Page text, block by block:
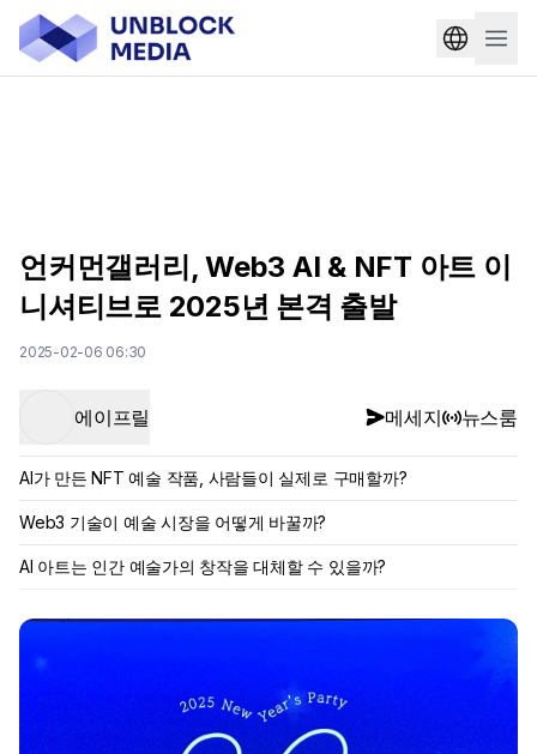
언커먼갤러리, Web3 AI & NFT 아트 이
니셔티브로 2025년 본격 출발
2025-02-06 06:30
에이프릴 메세지 뉴스룸
AI가 만든 NFT 예술 작품, 사람들이 실제로 구매할까?
Web3 기술이 예술 시장을 어떻게 바꿀까?
AI 아트는 인간 예술가의 창작을 대체할 수 있을까?